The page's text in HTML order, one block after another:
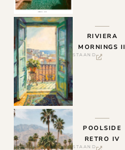
RIVIERA
MORNINGS II
STAAND
POOLSIDE
RETRO IV
STAAND